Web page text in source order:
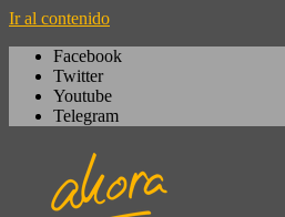
Ir al contenido
Facebook
Twitter
Youtube
Telegram